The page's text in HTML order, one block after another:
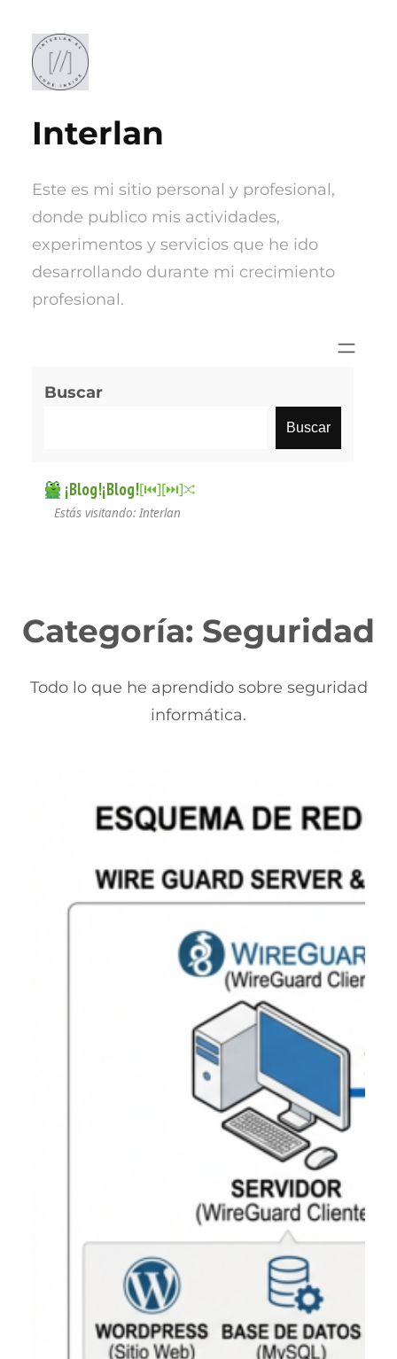
contenido
Interlan
Este es mi sitio personal y profesional,
donde publico mis actividades,
experimentos y servicios que he ido
desarrollando durante mi crecimiento
profesional.
Buscar
Buscar
¡Blog!¡Blog![⏮︎][⏭︎]
Estás visitando: Interlan
Categoría: Seguridad
Todo lo que he aprendido sobre seguridad
informática.